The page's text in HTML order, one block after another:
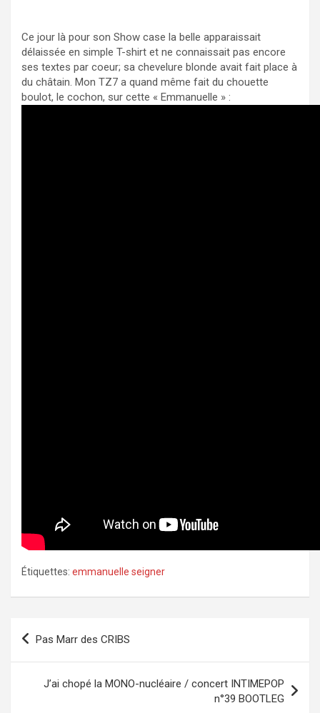
Ce jour là pour son Show case la belle apparaissait
délaissée en simple T-shirt et ne connaissait pas encore
ses textes par coeur; sa chevelure blonde avait fait place à
du châtain. Mon TZ7 a quand même fait du chouette
boulot, le cochon, sur cette « Emmanuelle » :
Étiquettes: emmanuelle seigner
Navigation
Pas Marr des CRIBS
J’ai chopé la MONO-nucléaire / concert INTIMEPOP
n°39 BOOTLEG